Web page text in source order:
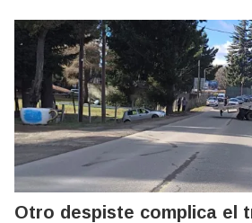
Otro despiste complica el